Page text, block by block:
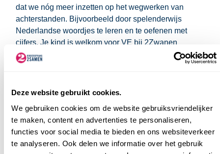
Deze website gebruikt cookies.
We gebruiken cookies om de website gebruiksvriendelijker
te maken, content en advertenties te personaliseren,
functies voor social media te bieden en ons websiteverkeer
te analyseren. Ook delen we informatie over het gebruik
dat we nóg meer inzetten op het wegwerken van
achterstanden. Bijvoorbeeld door spelenderwijs
Nederlandse woordjes te leren en te oefenen met
cijfers. Je kind is welkom voor VE bij 2Zwanen
Lees meer over Voorschoolse Educatie bij 2Samen